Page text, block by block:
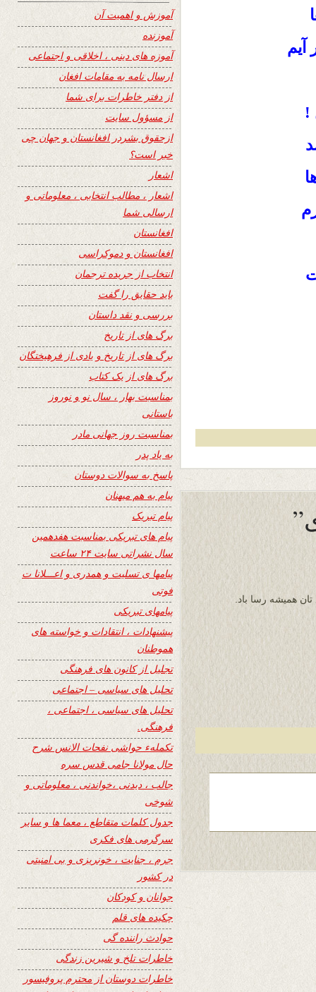
آیم
!
همیشه رسا باد.
آموزش و اهمیت آن
آموزنده
آموزه های دینی ، اخلاقی و اجتماعی
ارسال نامه به مقامات افغان
از دفتر خاطرات برای شما
از مسؤول سایت
ازحقوق بشردر افغانستان و جهان چی
خبر است؟
اشعار
اشعار ، مطالب انتخابی ، معلوماتی و
ارسالی شما
افغانستان
افغانستان و دموکراسی
انتخاب از جریده ترجمان
باید حقایق را گفت
بررسی و نقد داستان
برگ های از تاریخ
برگ های از تاریخ و یادی از فرهیختگان
برگ های از یک کتاب
بمناسبت بهار ، سال نو و نوروز
باستانی
بمناسبت روز جهانی مادر
به یاد پدر
پاسخ به سوالات دوستان
پیام به هم میهنان
پیام تبریک
پیام های تبریکی بمناسبت هفدهمین
سال نشراتی سایت ۲۴ ساعت
پیامها ی تسلیت و همدری و اعـــلانا ت
فوتی
پیامهای تبریکی
پیشنهادات ، انتقادات و خواسته های
هموطنان
تجلیل از کانون های فرهنگی
تحلیل های سیاسی – اجتماعی
تحلیل های سیاسی ، اجتماعی ،
فرهنگی.
تکملهء حواشی نفحات الانس شرح
حال مولانا جامی قدس سره
جالب ، دیدنی ،خواندنی ، معلوماتی و
شوخی
جدول کلمات متقاطع ، معما ها و سایر
سرگرمی های فکری
جرم ، جنایت ، خونریزی و بی امنیتی
در کشور
جوانان و کودکان
چکیده های قلم
حوادث راننده گی
خاطرات تلخ و شیرین زندگی
خاطرات دوستان از محترم پروفیسور